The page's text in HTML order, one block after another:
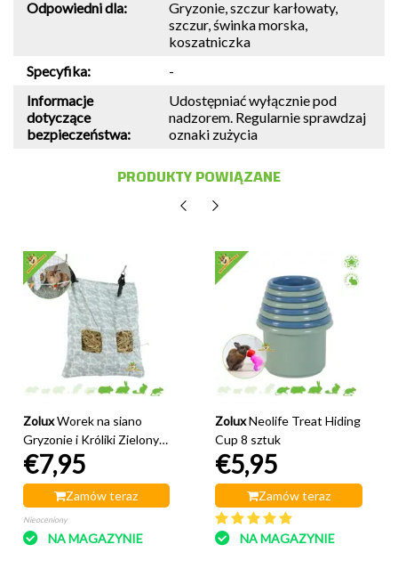
Odpowiedni dla:
Gryzonie, szczur karłowaty,
szczur, świnka morska,
koszatniczka
Specyfika:
-
Informacje
dotyczące
bezpieczeństwa:
Udostępniać wyłącznie pod
nadzorem. Regularnie sprawdzaj
oznaki zużycia
PRODUKTY POWIĄZANE
Zolux Worek na siano
Gryzonie i Króliki Zielony
29 cm
€7,95
Zamów teraz
Nieoceniony
NA MAGAZYNIE
ZoluxNeolife Treat Hiding
Cup 8 sztuk
€5,95
Zamów teraz
NA MAGAZYNIE